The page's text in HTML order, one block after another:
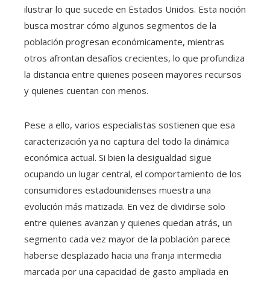
ilustrar lo que sucede en Estados Unidos. Esta noción
busca mostrar cómo algunos segmentos de la
población progresan económicamente, mientras
otros afrontan desafíos crecientes, lo que profundiza
la distancia entre quienes poseen mayores recursos
y quienes cuentan con menos.
Pese a ello, varios especialistas sostienen que esa
caracterización ya no captura del todo la dinámica
económica actual. Si bien la desigualdad sigue
ocupando un lugar central, el comportamiento de los
consumidores estadounidenses muestra una
evolución más matizada. En vez de dividirse solo
entre quienes avanzan y quienes quedan atrás, un
segmento cada vez mayor de la población parece
haberse desplazado hacia una franja intermedia
marcada por una capacidad de gasto ampliada en